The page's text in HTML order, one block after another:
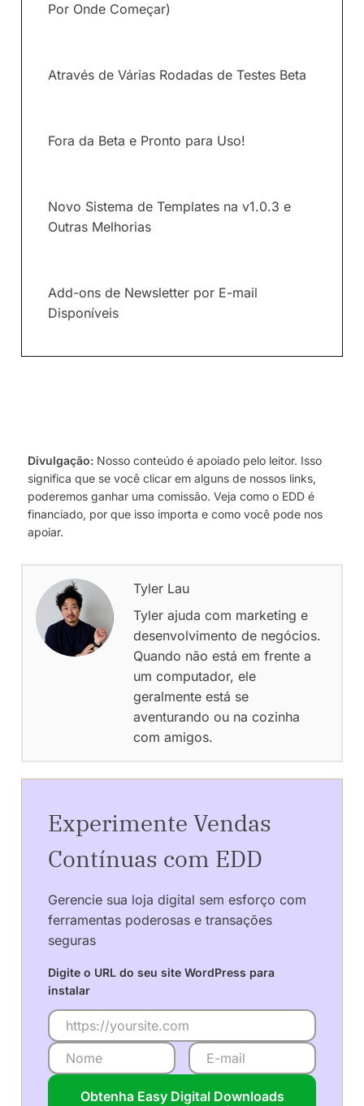
Por Onde Começar)
Através de Várias Rodadas de Testes Beta
Fora da Beta e Pronto para Uso!
Novo Sistema de Templates na v1.0.3 e
Outras Melhorias
Add-ons de Newsletter por E-mail
Disponíveis
Divulgação: Nosso conteúdo é apoiado pelo leitor. Isso
significa que se você clicar em alguns de nossos links,
poderemos ganhar uma comissão. Veja como o EDD é
financiado, por que isso importa e como você pode nos
apoiar.
Tyler Lau
Tyler ajuda com marketing e
desenvolvimento de negócios.
Quando não está em frente a
um computador, ele
geralmente está se
aventurando ou na cozinha
com amigos.
Experimente Vendas
Contínuas com EDD
Gerencie sua loja digital sem esforço com
ferramentas poderosas e transações
seguras
Digite o URL do seu site WordPress para
instalar
Obtenha Easy Digital Downloads